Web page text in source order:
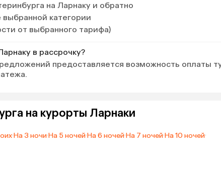
на Ларнаку и обратно
категории
от выбранного тарифа)
в рассрочку?
предоставляется возможность оплаты
на курорты Ларнаки
·На 3 ночи·На 5 ночей·На 6 ночей·На 7 ночей·На 10 ночей·